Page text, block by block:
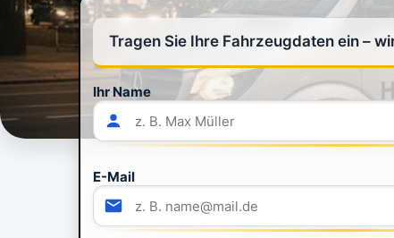
Tragen Sie Ihre Fahrzeugdaten ein –
Ihr Name
E-Mail